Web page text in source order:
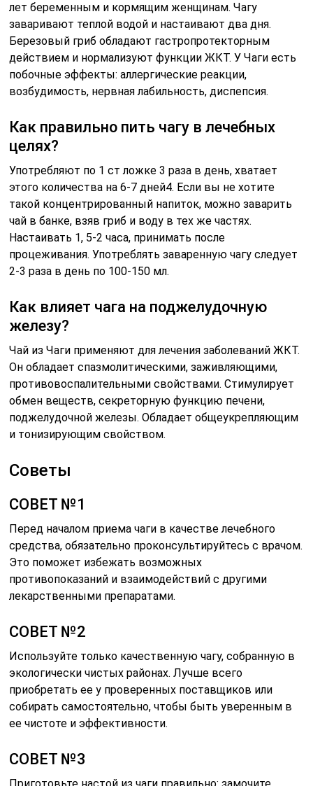
лет беременным и кормящим женщинам. Чагу
заваривают теплой водой и настаивают два дня.
Березовый гриб обладают гастропротекторным
действием и нормализуют функции ЖКТ. У Чаги есть
побочные эффекты: аллергические реакции,
возбудимость, нервная лабильность, диспепсия.
Как правильно пить чагу в лечебных
целях?
Употребляют по 1 ст ложке 3 раза в день, хватает
этого количества на 6-7 дней4. Если вы не хотите
такой концентрированный напиток, можно заварить
чай в банке, взяв гриб и воду в тех же частях.
Настаивать 1, 5-2 часа, принимать после
процеживания. Употреблять заваренную чагу следует
2-3 раза в день по 100-150 мл.
Как влияет чага на поджелудочную
железу?
Чай из Чаги применяют для лечения заболеваний ЖКТ.
Он обладает спазмолитическими, заживляющими,
противовоспалительными свойствами. Стимулирует
обмен веществ, секреторную функцию печени,
поджелудочной железы. Обладает общеукрепляющим
и тонизирующим свойством.
Советы
СОВЕТ №1
Перед началом приема чаги в качестве лечебного
средства, обязательно проконсультируйтесь с врачом.
Это поможет избежать возможных
противопоказаний и взаимодействий с другими
лекарственными препаратами.
СОВЕТ №2
Используйте только качественную чагу, собранную в
экологически чистых районах. Лучше всего
приобретать ее у проверенных поставщиков или
собирать самостоятельно, чтобы быть уверенным в
ее чистоте и эффективности.
СОВЕТ №3